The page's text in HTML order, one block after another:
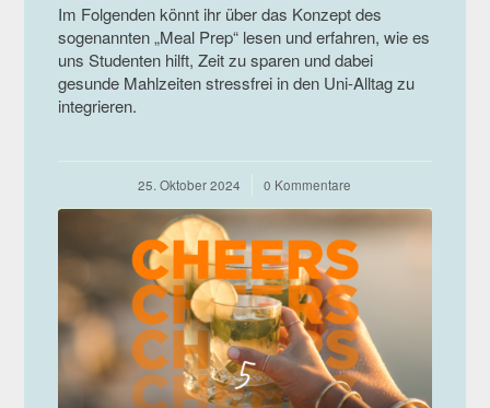
Im Folgenden könnt ihr über das Konzept des
sogenannten „Meal Prep“ lesen und erfahren, wie es
uns Studenten hilft, Zeit zu sparen und dabei
gesunde Mahlzeiten stressfrei in den Uni-Alltag zu
integrieren.
25. Oktober 2024
/ 0 Kommentare